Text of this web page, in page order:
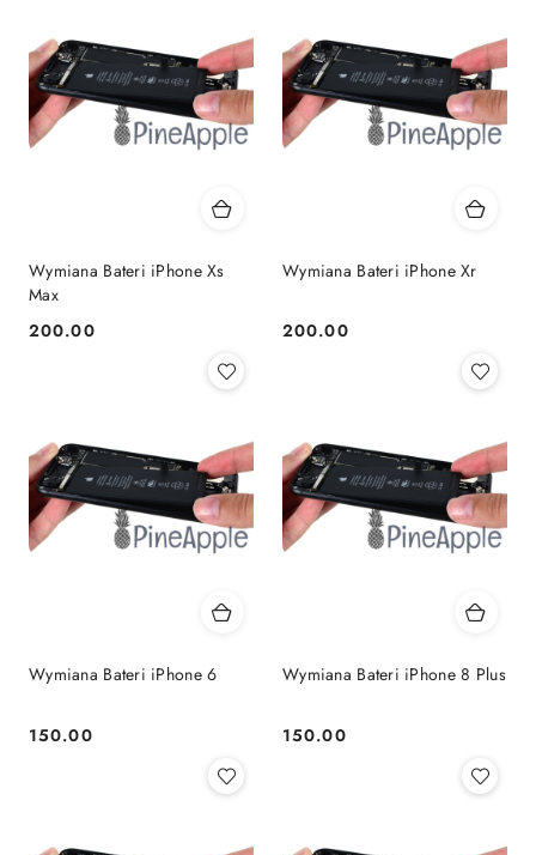
Wymiana Bateri iPhone Xs
Max
Cena:
200.00
Wymiana Bateri iPhone Xr
Cena:
200.00
Wymiana Bateri iPhone 6
Cena:
150.00
Wymiana Bateri iPhone 8 Plus
Cena:
150.00